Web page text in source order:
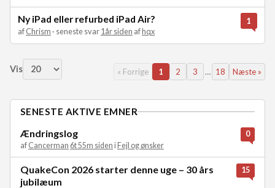
Ny iPad eller refurbed iPad Air?
afChrism · seneste svar1år siden afhqx
1
Vis « Forrige 1 2 3 … 18 Næste »
SENESTE AKTIVE EMNER
Ændringslog
af Cancerman 6t 55m siden iFejl og ønsker
0
QuakeCon 2026 starter denne uge – 30 års
jubilæum
15